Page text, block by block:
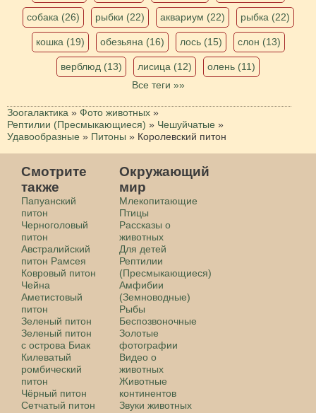
собака (26) рыбки (22) аквариум (22) рыбка (22)
кошка (19) обезьяна (16) лось (15) слон (13)
верблюд (13) лисица (12)
олень (11)
Все теги »»
Зоогалактика » Фото животных »
Рептилии (Пресмыкающиеся) » Чешуйчатые »
Удавообразные » Питоны » Королевский питон
Смотрите
также
Папуанский
питон
Черноголовый
питон
Австралийский
питон Рамсея
Ковровый питон
Чейна
Аметистовый
питон
Зеленый питон
Зеленый питон
с острова Биак
Килеватый
ромбический
питон
Чёрный питон
Сетчатый питон
Окружающий
мир
Млекопитающие
Птицы
Рассказы о
животных
Для детей
Рептилии
(Пресмыкающиеся)
Амфибии
(Земноводные)
Рыбы
Беспозвоночные
Золотые
фотографии
Видео о
животных
Животные
континентов
Звуки животных